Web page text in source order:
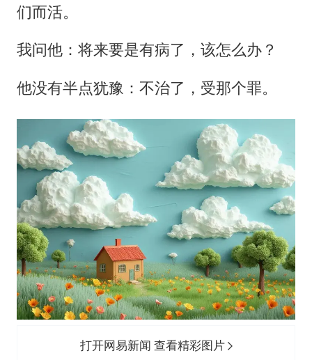
们而活。
我问他：将来要是有病了，该怎么办？
他没有半点犹豫：不治了，受那个罪。
打开网易新闻 查看精彩图片